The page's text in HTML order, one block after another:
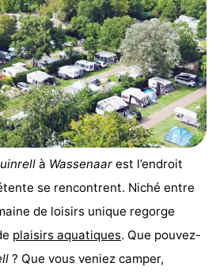
à Wassenaar est l’endroit
se rencontrent. Niché entre
de loisirs unique regorge
plaisirs aquatiques. Que pouvez-
? Que vous veniez camper,